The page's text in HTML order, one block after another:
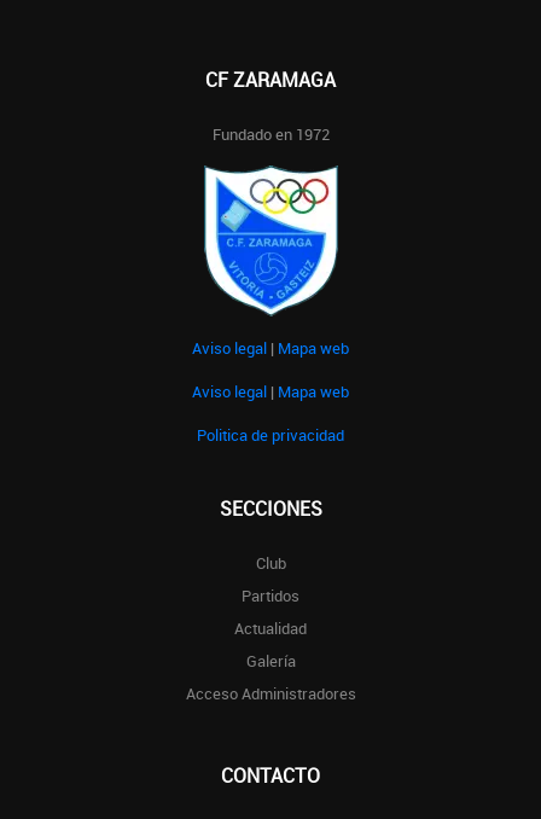
CF ZARAMAGA
Fundado en 1972
Aviso legal | Mapa web
Aviso legal | Mapa web
Politica de privacidad
SECCIONES
Club
Partidos
Actualidad
Galería
Acceso Administradores
CONTACTO